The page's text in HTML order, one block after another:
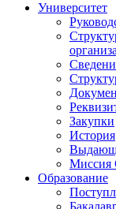
Университет
Закупки
История
Миссия
Образование